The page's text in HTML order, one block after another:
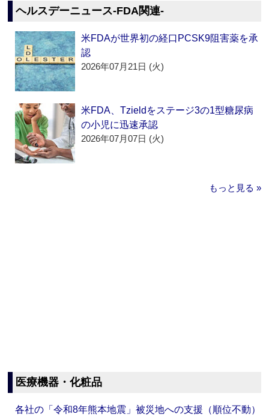
ヘルスデーニュース‐FDA関連‐
米FDAが世界初の経口PCSK9阻害薬を承
認
2026年07月21日 (火)
米FDA、Tzieldをステージ3の1型糖尿病
の小児に迅速承認
2026年07月07日 (火)
もっと見る »
医療機器・化粧品
各社の「令和8年熊本地震」被災地への支援（順位不動）